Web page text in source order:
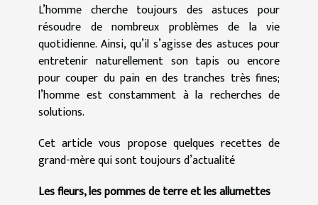
L’homme cherche toujours des astuces pour
résoudre de nombreux problèmes de la vie
quotidienne. Ainsi, qu’il s’agisse des astuces pour
entretenir naturellement son tapis ou encore
pour couper du pain en des tranches très fines;
l’homme est constamment à la recherches de
solutions.
Cet article vous propose quelques recettes de
grand-mère qui sont toujours d’actualité
Les fleurs, les pommes de terre et les allumettes